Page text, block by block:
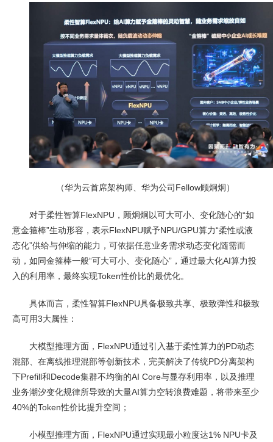
（华为云首席架构师、华为公司Fellow顾炯炯）
对于柔性智算FlexNPU，顾炯炯以可大可小、变化随心的“如
意金箍棒”生动形容，表示FlexNPU赋予NPU/GPU算力“柔性或液
态化”供给与伸缩的能力，可依据任意业务需求动态变化随需而
动，如同金箍棒一般“可大可小、变化随心”，通过最大化AI算力投
入的利用率，最终实现Token性价比的最优化。
具体而言，柔性智算FlexNPU具备极致共享、极致弹性和极致
高可用3大属性：
大模型推理方面，FlexNPU通过引入基于柔性算力的PD动态
混部、在离线推理混部等创新技术，完美解决了传统PD分离架构
下Prefill和Decode集群不均衡的AI Core与显存利用率，以及推理
业务潮汐变化规律所导致的大量AI算力空转浪费难题，将带来至少
40%的Token性价比提升空间；
小模型推理方面，FlexNPU通过实现最小粒度达1% NPU卡及